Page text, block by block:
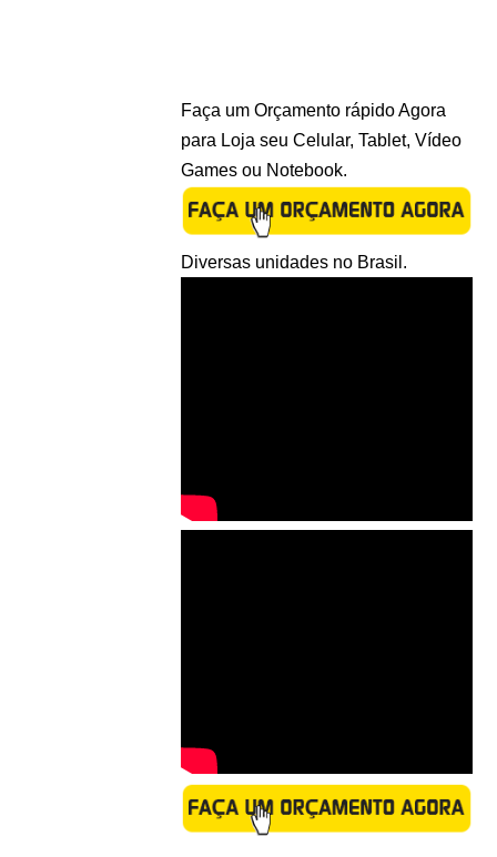
Faça um Orçamento rápido Agora
para Loja seu Celular, Tablet, Vídeo
Games ou Notebook.
Diversas unidades no Brasil.